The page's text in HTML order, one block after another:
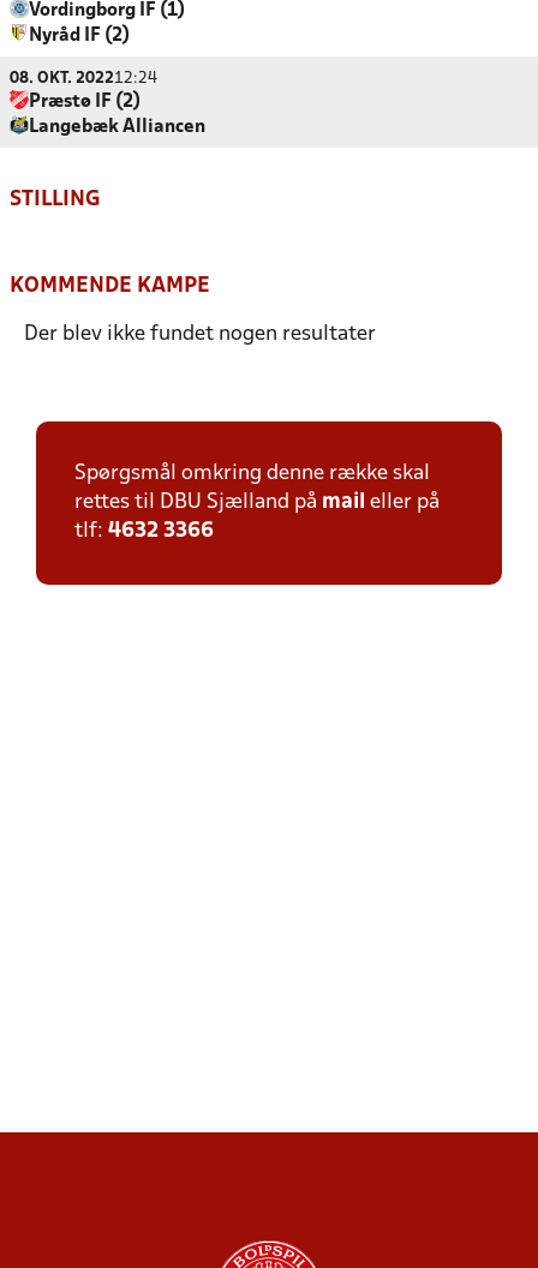
Vordingborg IF (1)
Nyråd IF (2)
08. OKT. 202212:24
Præstø IF (2)
Langebæk Alliancen
STILLING
KOMMENDE KAMPE
Der blev ikke fundet nogen resultater
Spørgsmål omkring denne række skal
rettes til DBU Sjælland på mail eller på
tlf: 4632 3366